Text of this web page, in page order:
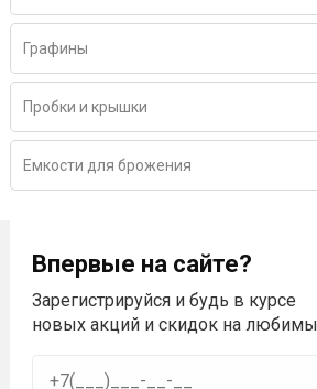
Графины
Пробки и крышки
Емкости для брожения
Впервые на сайте?
Зарегистрируйся и будь в курсе
новых акций и скидок на